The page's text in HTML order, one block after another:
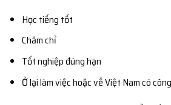
Học tiếng tốt
Chăm chỉ
Tốt nghiệp đúng hạn
Ở lại làm việc hoặc về Việt Nam có